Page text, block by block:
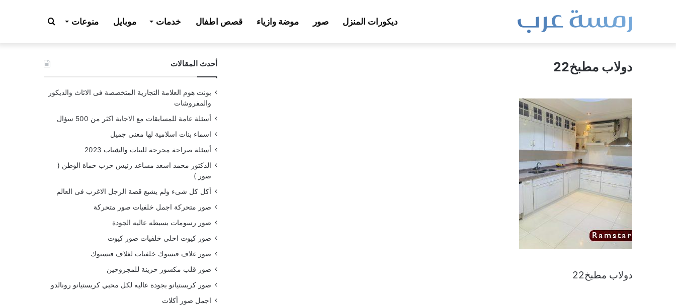
ديكورات المنزل صور موضة وازياء قصص اطفال خدمات موبايل منوعات بحث
عن دولاب مطبخ22
دولاب مطبخ22
أحدث المقالات
بونت هوم العلامة التجارية المتخصصة فى الاثاث والديكور
والمفروشات
أسئلة عامة للمسابقات مع الاجابة اكثر من 500 سؤال
اسماء بنات اسلامية لها معنى جميل
أسئلة صراحة محرجة للبنات والشباب 2023
الدكتور محمد اسعد مساعد رئيس حزب حماة الوطن (
صور )
أكل كل شىء ولم يشبع قصة الرجل الاغرب فى العالم
صور متحركة اجمل خلفيات صور متحركة
صور رسومات بسيطه عاليه الجودة
صور كيوت احلى خلفيات صور كيوت
صور غلاف فيسوك خلفيات لغلاف فيسبوك
صور قلب مكسور حزينة للمجروحين
صور كريستيانو بجودة عاليه لكل محبي كريستيانو رونالدو
اجمل صور أكلات